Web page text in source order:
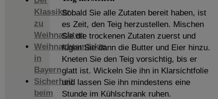
Klassiker
zu
Weihnachten
Weihnachtsmärkte
in
Bayern
Sicherheit
beim
Sobald Sie alle Zutaten bereit haben, ist
es Zeit, den Teig herzustellen. Mischen
Sie die trockenen Zutaten zuerst und
fügen Sie dann die Butter und Eier hinzu.
Kneten Sie den Teig vorsichtig, bis er
glatt ist. Wickeln Sie ihn in Klarsichtfolie
und lassen Sie ihn mindestens eine
Stunde im Kühlschrank ruhen.